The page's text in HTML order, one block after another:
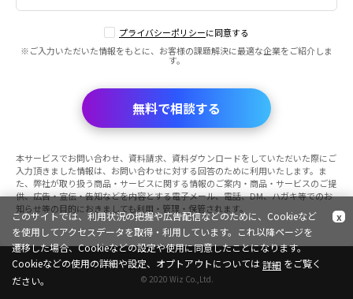
プライバシーポリシーに同意する
※ご入力いただいた情報をもとに、お客様の課題解決に最適な企業をご紹介しま
す。
無料で相談する
本サービスでお問い合わせ、資料請求、資料ダウンロードをしていただいた際にご
入力頂きました情報は、お問い合わせに対する回答のために利用いたします。ま
た、弊社が取り扱う商品・サービスに関する情報のご案内・商品・サービスのご提
供、広告・宣伝・告知などを内容とする電子メール、電話、DM、ハガキ等でのお
知らせ等の目的におきましても利用・管理・保管されます。
© 2020 Wiz Co.,Ltd.
このサイトでは、利用状況の把握や広告配信などのために、Cookieなど
を使用してアクセスデータを取得・利用しています。これ以降ページを
遷移した場合、Cookieなどの設定や使用に同意したことになります。
Cookieなどの使用の詳細や設定、オプトアウトについては詳細
x
をご覧く
ださい。